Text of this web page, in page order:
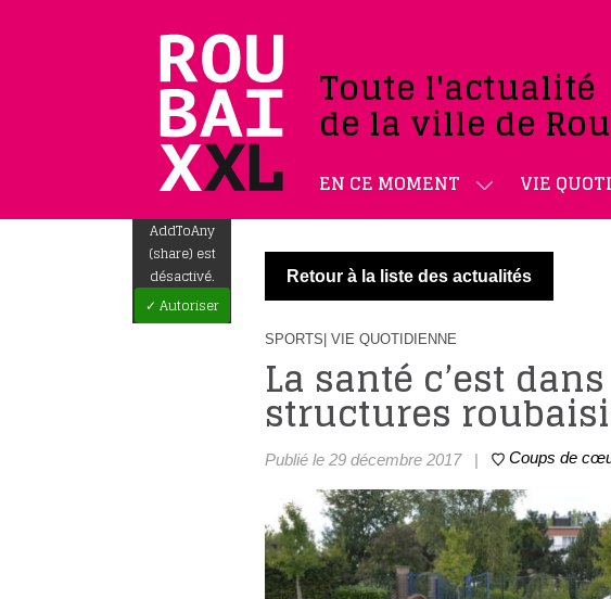
Toute l'actualité
de la ville de
EN CE MOMENT VIE
AddToAny
(share) est
désactivé.
✓ Autoriser
Retour à la liste des actualités
SPORTS | VIE QUOTIDIENNE
La santé c’est
structures
Publié le 29 décembre 2017 | Coups de